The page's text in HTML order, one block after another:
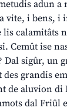
adun a
vite, i bens, i
lis calamitâts
Cemût ise
sigûr, un
grandis
de aluvion di
dal Friûl